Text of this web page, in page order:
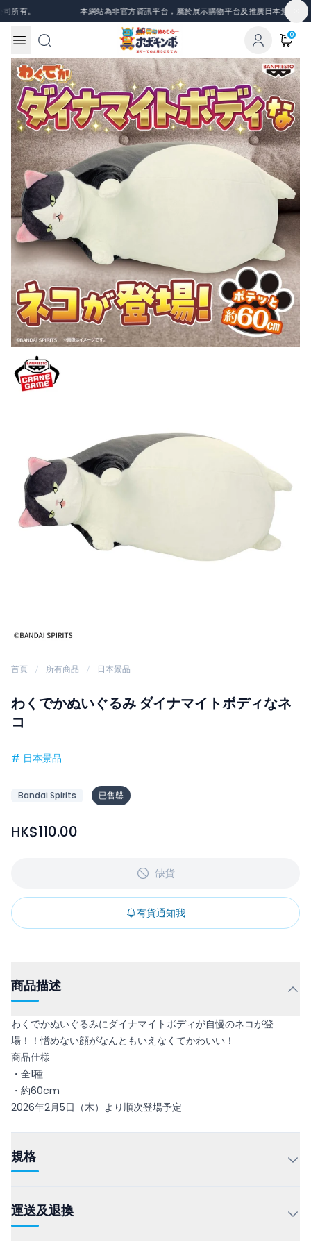
Skip to content
有。 本網站為非官方資訊平台，屬於展示購物平台及推廣日本景品、一
0
首頁 所有商品 日本景品
わくでかぬいぐるみ ダイナマイトボディなネ
コ
# 日本景品
Bandai Spirits 已售罄
HK$110.00
缺貨
有貨通知我
商品描述
わくでかぬいぐるみにダイナマイトボディが自慢のネコが登
場！！憎めない顔がなんともいえなくてかわいい！
商品仕様
・全1種
・約60cm
2026年2月5日（木）より順次登場予定
規格
運送及退換